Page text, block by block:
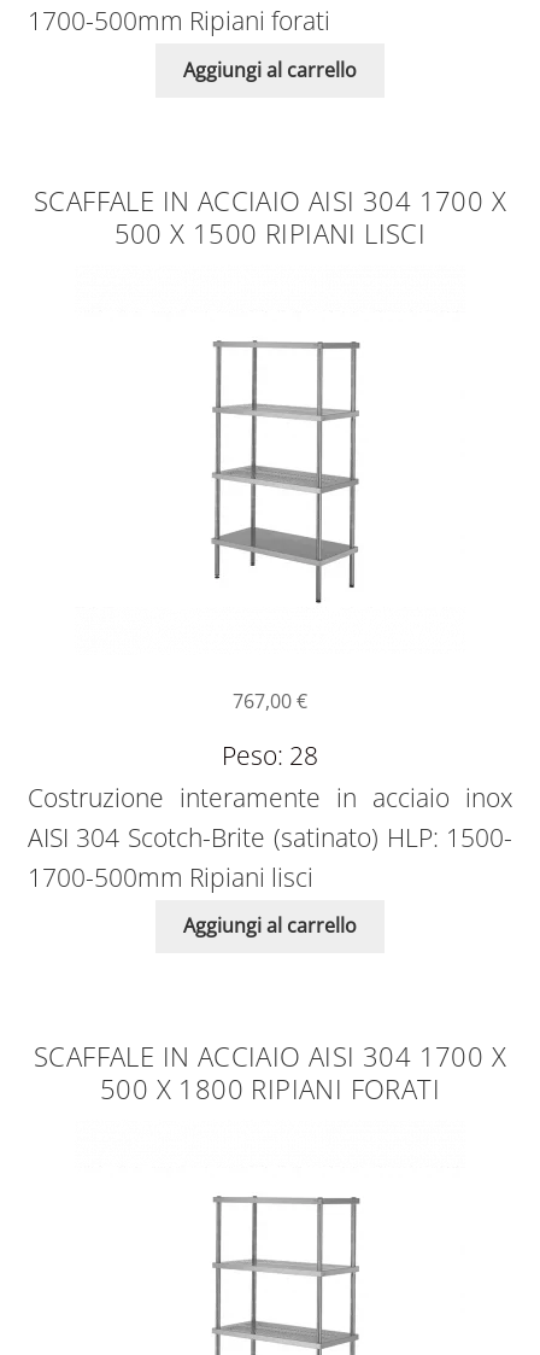
1700-500mm Ripiani forati
Aggiungi al carrello
SCAFFALE IN ACCIAIO AISI 304 1700 X
500 X 1500 RIPIANI LISCI
767,00€
Peso: 28
Costruzione interamente in acciaio inox
AISI 304 Scotch-Brite (satinato) HLP: 1500-
1700-500mm Ripiani lisci
Aggiungi al carrello
SCAFFALE IN ACCIAIO AISI 304 1700 X
500 X 1800 RIPIANI FORATI